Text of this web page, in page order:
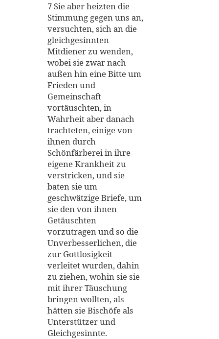
7 Sie aber heizten die
Stimmung gegen uns an,
versuchten, sich an die
gleichgesinnten
Mitdiener zu wenden,
wobei sie zwar nach
außen hin eine Bitte um
Frieden und
Gemeinschaft
vortäuschten, in
Wahrheit aber danach
trachteten, einige von
ihnen durch
Schönfärberei in ihre
eigene Krankheit zu
verstricken, und sie
baten sie um
geschwätzige Briefe, um
sie den von ihnen
Getäuschten
vorzutragen und so die
Unverbesserlichen, die
zur Gottlosigkeit
verleitet wurden, dahin
zu ziehen, wohin sie sie
mit ihrer Täuschung
bringen wollten, als
hätten sie Bischöfe als
Unterstützer und
Gleichgesinnte.